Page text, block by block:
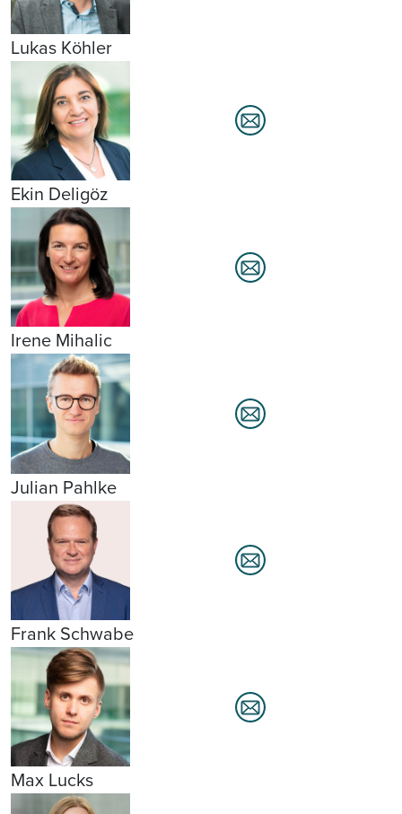
Lukas Köhler
Ekin Deligöz
Irene Mihalic
Julian Pahlke
Frank Schwabe
Max Lucks